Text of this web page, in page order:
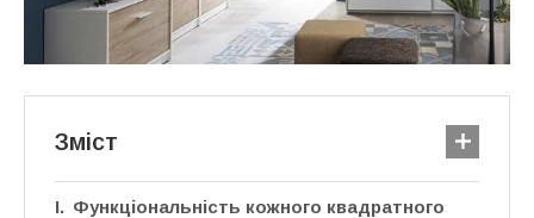
Зміст
Функціональність кожного квадратного